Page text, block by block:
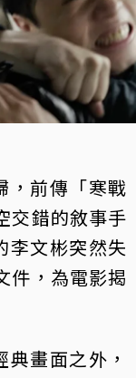
，前傳「寒戰
交錯的敘事手
李文彬突然失
件，為電影揭
畫面之外，